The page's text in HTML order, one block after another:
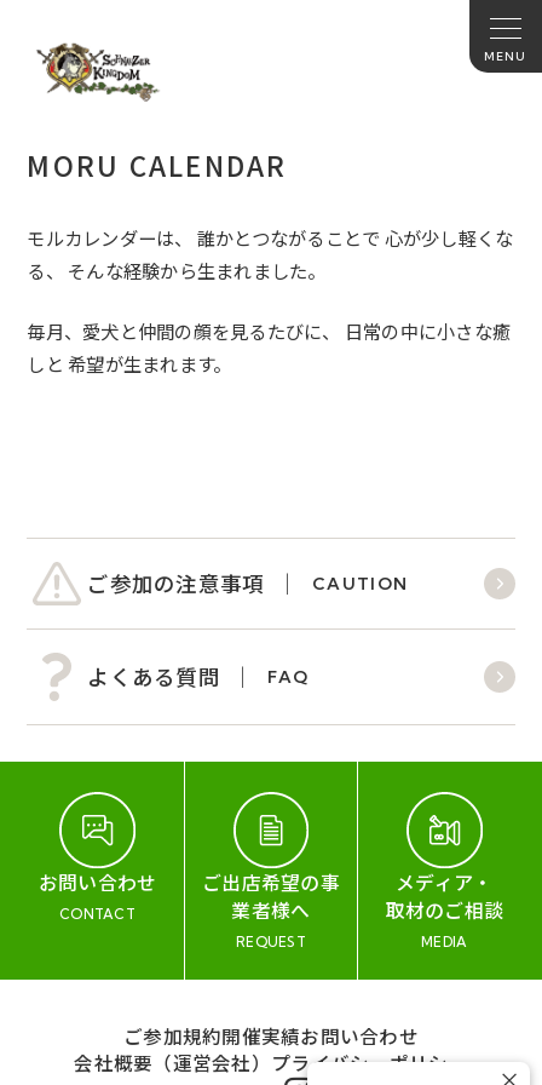
MORU CALENDAR
モルカレンダーは、 誰かとつながることで 心が少し軽くな
る、 そんな経験から生まれました。
毎月、愛犬と仲間の顔を見るたびに、 日常の中に小さな癒
しと 希望が生まれます。
ご参加の注意事項 CAUTION
よくある質問 FAQ
お問い合わせ
CONTACT
ご出店希望の事
業者様へ
REQUEST
メディア・
取材のご相談
MEDIA
ご参加規約開催実績お問い合わせ
会社概要（運営会社） プライバシーポリシー